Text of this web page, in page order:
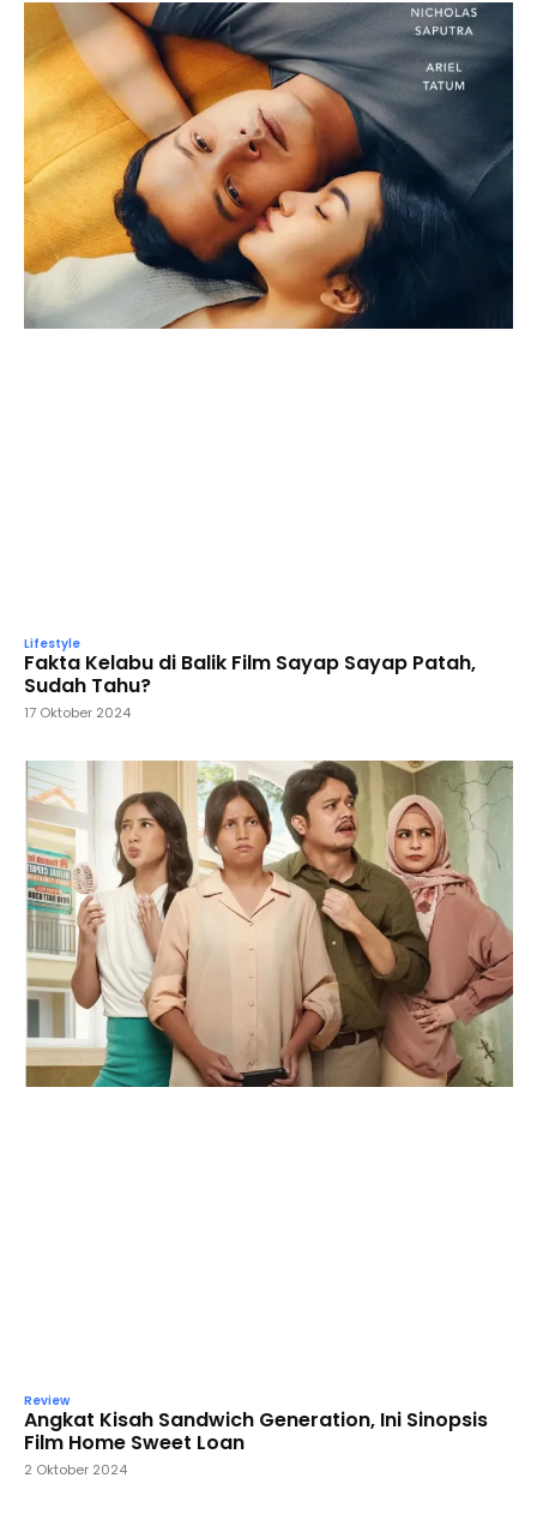
Lifestyle
Fakta Kelabu di Balik Film Sayap Sayap Patah,
Sudah Tahu?
17 Oktober 2024
Review
Angkat Kisah Sandwich Generation, Ini Sinopsis
Film Home Sweet Loan
2 Oktober 2024